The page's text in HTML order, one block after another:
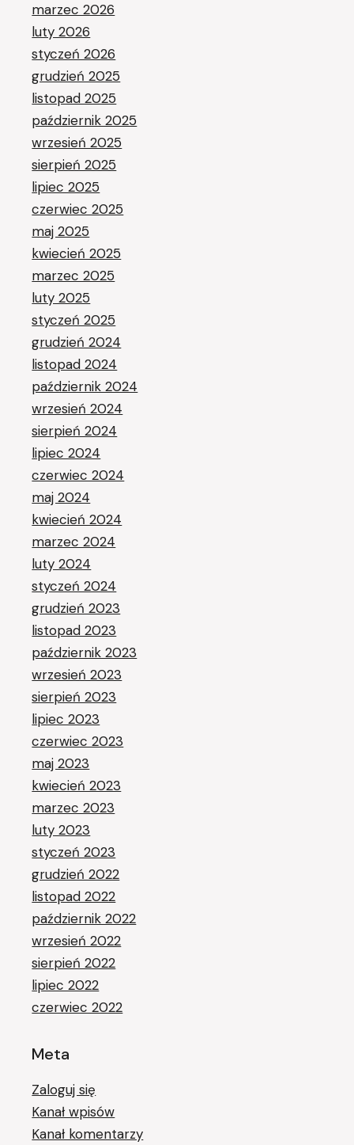
marzec 2026
luty 2026
styczeń 2026
grudzień 2025
listopad 2025
październik 2025
wrzesień 2025
sierpień 2025
lipiec 2025
czerwiec 2025
maj 2025
kwiecień 2025
marzec 2025
luty 2025
styczeń 2025
grudzień 2024
listopad 2024
październik 2024
wrzesień 2024
sierpień 2024
lipiec 2024
czerwiec 2024
maj 2024
kwiecień 2024
marzec 2024
luty 2024
styczeń 2024
grudzień 2023
listopad 2023
październik 2023
wrzesień 2023
sierpień 2023
lipiec 2023
czerwiec 2023
maj 2023
kwiecień 2023
marzec 2023
luty 2023
styczeń 2023
grudzień 2022
listopad 2022
październik 2022
wrzesień 2022
sierpień 2022
lipiec 2022
czerwiec 2022
Meta
Zaloguj się
Kanał wpisów
Kanał komentarzy